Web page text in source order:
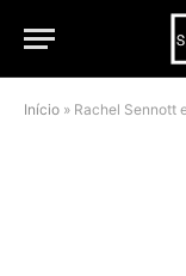
Início » Rachel Sennott e